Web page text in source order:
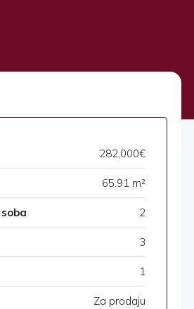
282,000€
65.91 m²
2
3
1
Za prodaju